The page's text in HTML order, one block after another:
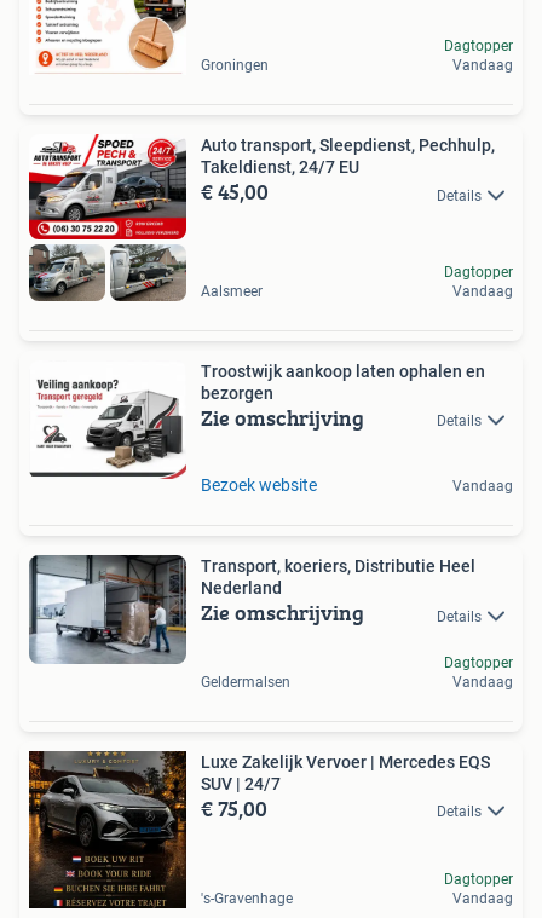
Groningen
Dagtopper
Vandaag
Auto transport, Sleepdienst, Pechhulp,
Takeldienst, 24/7 EU
€ 45,00 Details
Aalsmeer
Dagtopper
Vandaag
Troostwijk aankoop laten ophalen en
bezorgen
Zie omschrijving Details
Bezoek website Vandaag
Transport, koeriers, Distributie Heel
Nederland
Zie omschrijving Details
Geldermalsen
Dagtopper
Vandaag
Luxe Zakelijk Vervoer | Mercedes EQS
SUV | 24/7
€ 75,00 Details
's-Gravenhage
Dagtopper
Vandaag